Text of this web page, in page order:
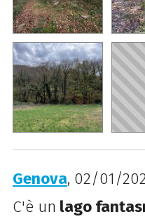
Genova, 02/01/
C'è un lago